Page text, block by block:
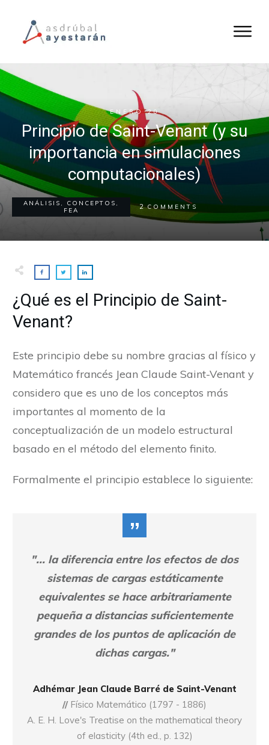
ENERO 20
Principio de Saint-Venant (y su
importancia en simulaciones
computacionales)
ANÁLISIS , CONCEPTOS ,
FEA
2 COMMENTS
¿Qué es el Principio de Saint-
Venant?
Este principio debe su nombre gracias al físico y
Matemático francés Jean Claude Saint-Venant y
considero que es uno de los conceptos más
importantes al momento de la
conceptualización de un modelo estructural
basado en el método del elemento finito.
Formalmente el principio establece lo siguiente:
”
"... la diferencia entre los efectos de dos
sistemas de cargas estáticamente
equivalentes se hace arbitrariamente
pequeña a distancias suficientemente
grandes de los puntos de aplicación de
dichas cargas."
Adhémar Jean Claude Barré de Saint-Venant
// Físico Matemático (1797 - 1886)
A. E. H. Love's Treatise on the mathematical theory
of elasticity (4th ed., p. 132)